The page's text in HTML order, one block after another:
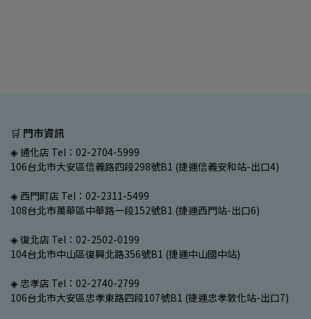
🛒 門市資訊
◈ 通化店 Tel：02-2704-5999
106台北市大安區信義路四段298號B1 (捷運信義安和站-出口4)
◈ 西門町店 Tel：02-2311-5499
108台北市萬華區中華路一段152號B1 (捷運西門站-出口6)
◈ 復北店 Tel：02-2502-0199
104台北市中山區復興北路356號B1 (捷運中山國中站)
◈ 忠孝店 Tel：02-2740-2799
106台北市大安區忠孝東路四段107號B1 (捷運忠孝敦化站-出口7)